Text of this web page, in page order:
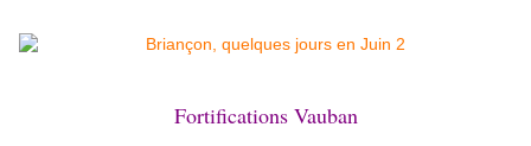
Fortifications Vauban